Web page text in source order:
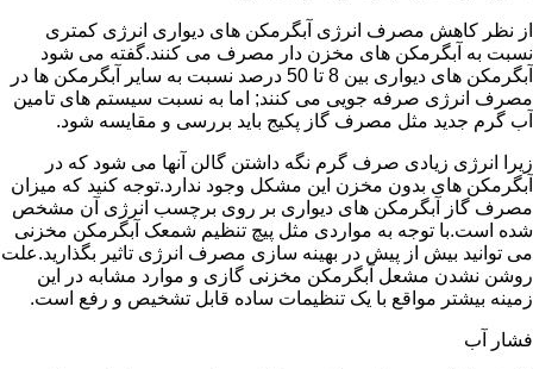
از نظر کاهش مصرف انرژی آبگرمکن های دیواری انرژی کمتری
نسبت به آبگرمکن های مخزن دار مصرف می کنند.گفته می شود
آبگرمکن های دیواری بین 8 تا 50 درصد نسبت به سایر آبگرمکن ها در
مصرف انرژی صرفه جویی می کنند; اما به نسبت سیستم های تامین
آب گرم جدید مثل مصرف گاز پکیج باید بررسی و مقایسه شود.
زیرا انرژی زیادی صرف گرم نگه داشتن گالن آنها می شود که در
آبگرمکن های بدون مخزن این مشکل وجود ندارد.توجه کنید که میزان
مصرف گاز آبگرمکن های دیواری بر روی برچسب انرژی آن مشخص
شده است.با توجه به مواردی مثل پیچ تنظیم شمعک آبگرمکن مخزنی
می توانید بیش از پیش در بهینه سازی مصرف انرژی تاثیر بگذارید.علت
روشن نشدن مشعل آبگرمکن مخزنی گازی و موارد مشابه در این
زمینه بیشتر مواقع با یک تنظیمات ساده قابل تشخیص و رفع است.
فشار آب